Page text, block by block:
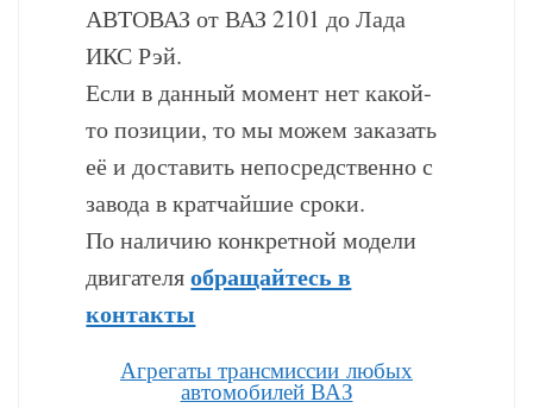
АВТОВАЗ от ВАЗ 2101 до Лада
ИКС Рэй.
Если в данный момент нет какой-
то позиции, то мы можем заказать
её и доставить непосредственно с
завода в кратчайшие сроки.
По наличию конкретной модели
двигателяобращайтесь в
контакты
Агрегаты трансмиссии любых
автомобилей ВАЗ